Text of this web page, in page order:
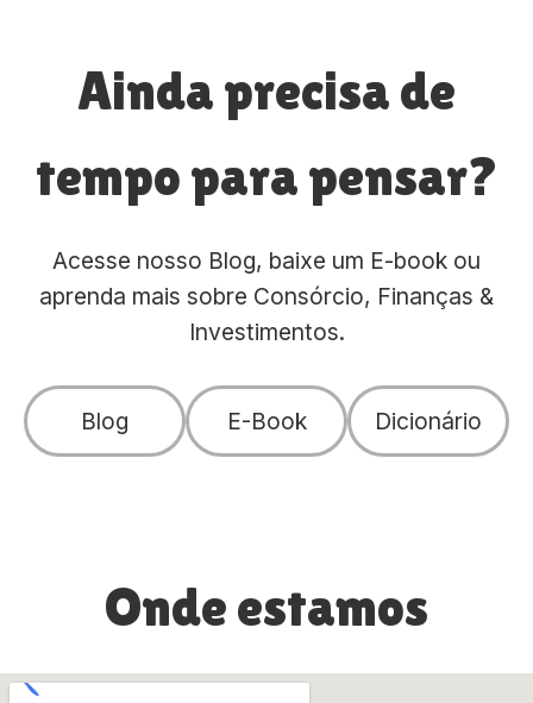
Ainda precisa de
tempo para pensar?
Acesse nosso Blog, baixe um E-book ou
aprenda mais sobre Consórcio, Finanças &
Investimentos.
Blog E-Book Dicionário
Onde estamos